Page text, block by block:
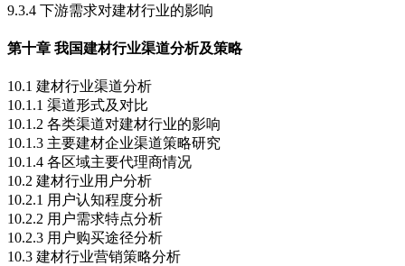
9.3.4 下游需求对建材行业的影响
第十章 我国建材行业渠道分析及策略
10.1 建材行业渠道分析
10.1.1 渠道形式及对比
10.1.2 各类渠道对建材行业的影响
10.1.3 主要建材企业渠道策略研究
10.1.4 各区域主要代理商情况
10.2 建材行业用户分析
10.2.1 用户认知程度分析
10.2.2 用户需求特点分析
10.2.3 用户购买途径分析
10.3 建材行业营销策略分析